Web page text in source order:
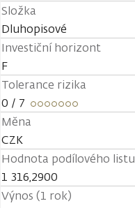
Složka
Dluhopisové
Investiční horizont
F
Tolerance rizika
0 / 7
Měna
CZK
Hodnota podílového listu
1 316,2900
Výnos (1 rok)